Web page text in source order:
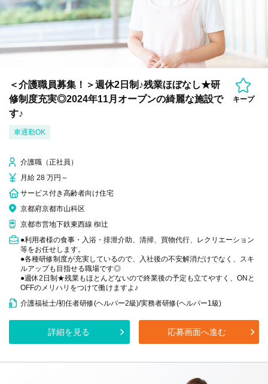
＜介護職員募集！＞週休2日制♪残業ほぼなし★研
修制度充実◎2024年11月オープンの綺麗な施設で
す♪
キープ
車通勤OK
介護職（正社員）
月給 28 万円～
サービス付き高齢者向け住宅
京都府京都市山科区
京都市営地下鉄東西線 椥辻
●利用者様の食事・入浴・排泄介助、清掃、買物代行、レクリエーション
等をお任せします。
●各種研修制度が充実しているので、入社後の不安解消だけでなく、スキ
ルアップも目指せる職場です◎
●週休2日制★残業もほとんどないので終業後の予定も立てやすく、ONと
OFFのメリハリをつけて働けますよ♪
介護福祉士/初任者研修(ヘルパー2級)/実務者研修(ヘルパー1級)
詳細を見る 応募画面へ進む